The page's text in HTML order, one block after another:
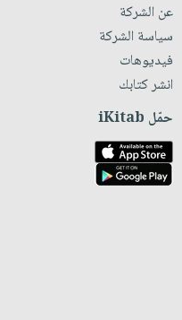
عن الشركة
سياسة الشركة
فيديوهات
انشر كتابك
حمّل iKitab